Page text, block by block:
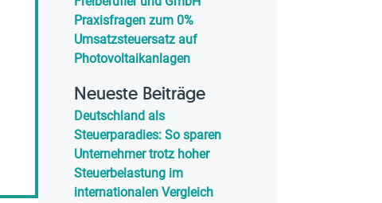
Praxisfragen zum 0%
Umsatzsteuersatz auf
Photovoltaikanlagen
Neueste Beiträge
Deutschland als
Steuerparadies: So sparen
Unternehmer trotz hoher
Steuerbelastung im
internationalen Vergleich